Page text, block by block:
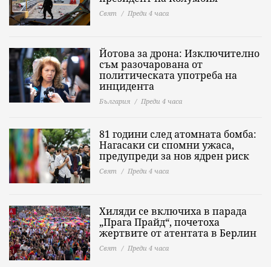
Свят Преди 4 часа
Йотова за дрона: Изключително
съм разочарована от
политическата употреба на
инцидента
България Преди 4 часа
81 години след атомната бомба:
Нагасаки си спомни ужаса,
предупреди за нов ядрен риск
Свят Преди 4 часа
Хиляди се включиха в парада
„Прага Прайд“, почетоха
жертвите от атентата в Берлин
Свят Преди 4 часа